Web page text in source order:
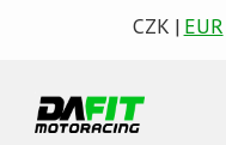
CZK EUR